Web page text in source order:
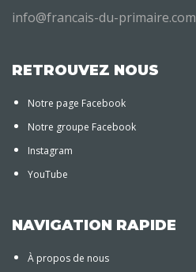
info@francais-du-primaire.com
RETROUVEZ NOUS
Notre page Facebook
Notre groupe Facebook
Instagram
YouTube
NAVIGATION RAPIDE
À propos de nous